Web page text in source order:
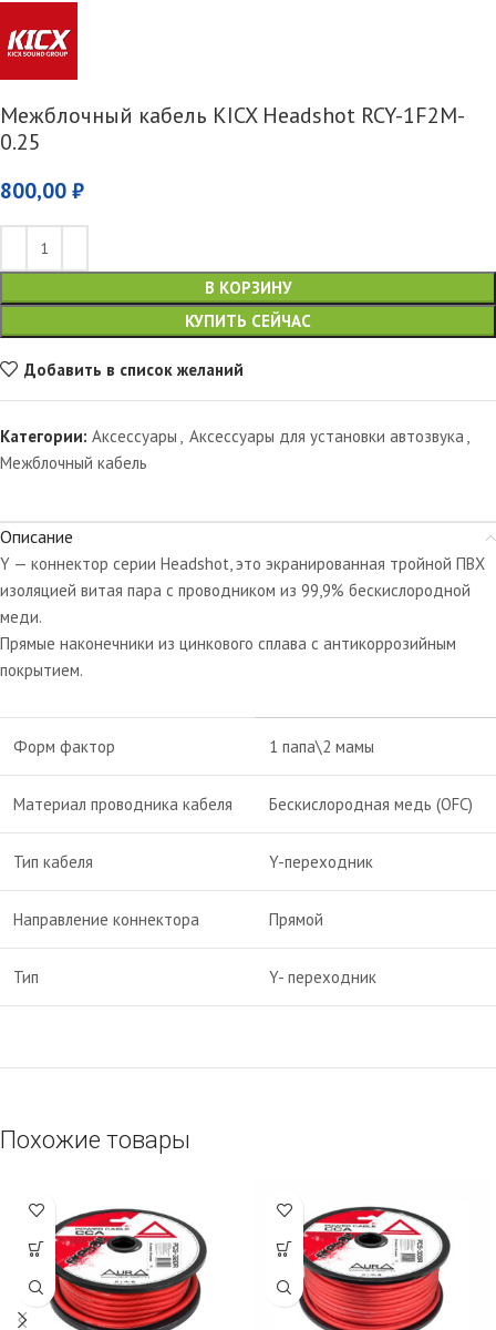
Межблочный кабель KICX Headshot RCY-1F2M-
0.25
800,00 ₽
В КОРЗИНУ
КУПИТЬ СЕЙЧАС
Добавить в список желаний
Категории: Аксессуары , Аксессуары для установки автозвука ,
Межблочный кабель
Описание
Y — коннектор серии Headshot, это экранированная тройной ПВХ
изоляцией витая пара с проводником из 99,9% бескислородной
меди.
Прямые наконечники из цинкового сплава с антикоррозийным
покрытием.
Форм фактор 1 папа\2 мамы
Материал проводника кабеля Бескислородная медь (OFC)
Тип кабеля Y-переходник
Направление коннектора Прямой
Тип Y- переходник
Похожие товары